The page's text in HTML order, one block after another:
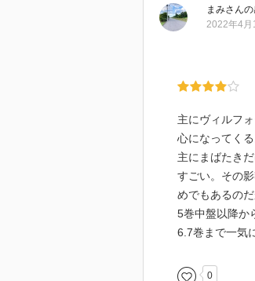
まみさんの
2022年4月
主にヴィルフ
心になってくる
主にまばたき
すごい。その
めでもあるのだ
5巻中盤以降か
6.7巻まで一気
0